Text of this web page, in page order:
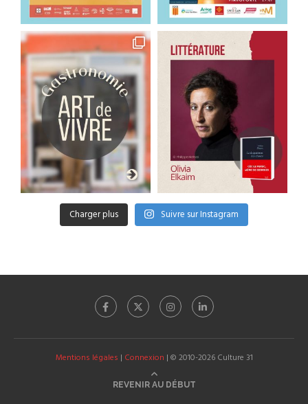
Charger plus Suivre sur Instagram
Mentions légales | Connexion | © 2010-2026 Culture 31
REVENIR AU DÉBUT